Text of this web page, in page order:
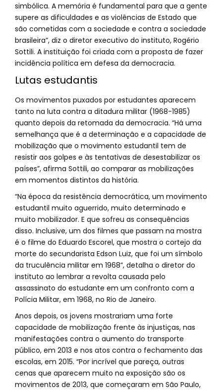
simbólica. A memória é fundamental para que a gente
supere as dificuldades e as violências de Estado que
são cometidas com a sociedade e contra a sociedade
brasileira”, diz o diretor executivo do instituto, Rogério
Sottili. A instituição foi criada com a proposta de fazer
incidência política em defesa da democracia.
Lutas estudantis
Os movimentos puxados por estudantes aparecem
tanto na luta contra a ditadura militar (1968-1985)
quanto depois da retomada da democracia. “Há uma
semelhança que é a determinação e a capacidade de
mobilização que o movimento estudantil tem de
resistir aos golpes e às tentativas de desestabilizar os
países”, afirma Sottili, ao comparar as mobilizações
em momentos distintos da história.
“Na época da resistência democrática, um movimento
estudantil muito aguerrido, muito determinado e
muito mobilizador. E que sofreu as consequências
disso. Inclusive, um dos filmes que passam na mostra
é o filme do Eduardo Escorel, que mostra o cortejo da
morte do secundarista Edson Luiz, que foi um símbolo
da truculência militar em 1968”, detalha o diretor do
instituto ao lembrar a revolta causada pelo
assassinato do estudante em um confronto com a
Polícia Militar, em 1968, no Rio de Janeiro.
Anos depois, os jovens mostrariam uma forte
capacidade de mobilização frente às injustiças, nas
manifestações contra o aumento do transporte
público, em 2013 e nos atos contra o fechamento das
escolas, em 2015. “Por incrível que pareça, outras
cenas que aparecem muito na exposição são os
movimentos de 2013, que começaram em São Paulo,